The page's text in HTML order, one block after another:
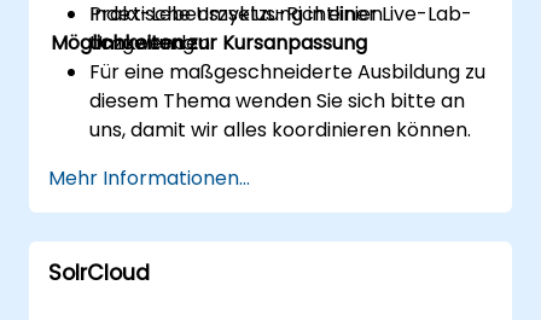
Index-Lebenszyklus-Richtlinien
anzuwenden.
Praktische Umsetzung in einer Live-Lab-
Umgebung.
Möglichkeiten zur Kursanpassung
Für eine maßgeschneiderte Ausbildung zu
diesem Thema wenden Sie sich bitte an
uns, damit wir alles koordinieren können.
Mehr Informationen...
SolrCloud